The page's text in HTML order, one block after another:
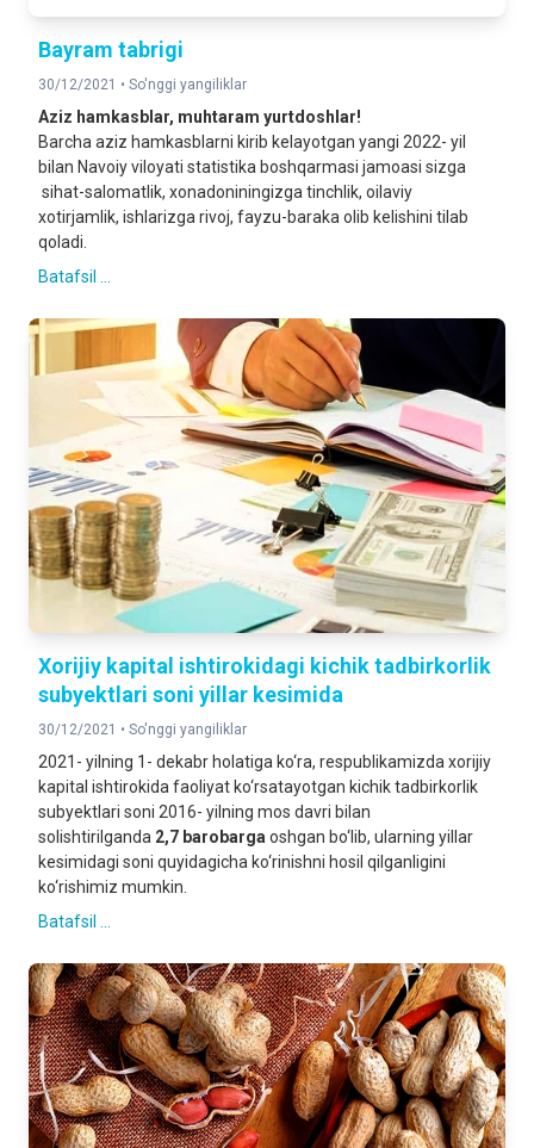
Bayram tabrigi
30/12/2021 • So'nggi yangiliklar
Aziz hamkasblar, muhtaram yurtdoshlar!
Barcha aziz hamkasblarni kirib kelayotgan yangi 2022- yil
bilan Navoiy viloyati statistika boshqarmasi jamoasi sizga
sihat-salomatlik, xonadoniningizga tinchlik, oilaviy
xotirjamlik, ishlarizga rivoj, fayzu-baraka olib kelishini tilab
qoladi.
Batafsil ...
Xorijiy kapital ishtirokidagi kichik tadbirkorlik
subyektlari soni yillar kesimida
30/12/2021 • So'nggi yangiliklar
2021- yilning 1- dekabr holatiga ko‘ra, respublikamizda xorijiy
kapital ishtirokida faoliyat ko‘rsatayotgan kichik tadbirkorlik
subyektlari soni 2016- yilning mos davri bilan
solishtirilganda 2,7 barobarga oshgan bo‘lib, ularning yillar
kesimidagi soni quyidagicha ko‘rinishni hosil qilganligini
ko‘rishimiz mumkin.
Batafsil ...